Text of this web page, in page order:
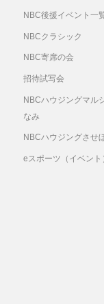
NBC後援イベント一
NBCクラシック
NBC寄席の会
招待試写会
NBCハウジングマル
なみ
NBCハウジングさせ
eスポーツ（イベント